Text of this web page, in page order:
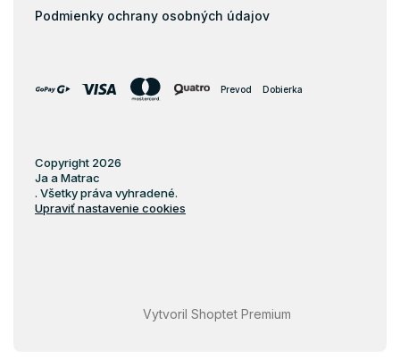
Podmienky ochrany osobných údajov
Prevod Dobierka
Vytvoril Shoptet Premium
Copyright 2026
Ja a Matrac
. Všetky práva vyhradené.
Upraviť nastavenie cookies